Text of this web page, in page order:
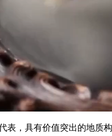
具有价值突出的地质构